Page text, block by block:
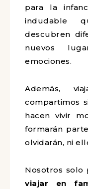
para la
indudable
descubren
nuevos
emociones.
Además,
compartimos
hacen vivir
formarán
olvidarán, ni
Nosotros solo
viajar en